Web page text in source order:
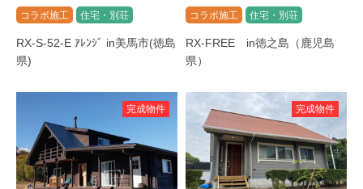
コラボ施工 住宅・別荘
RX-S-52-E ｱﾚﾝｼﾞ in美馬市(徳島
県)
コラボ施工 住宅・別荘
RX-FREE in徳之島（鹿児島
県）
完成物件 完成物件